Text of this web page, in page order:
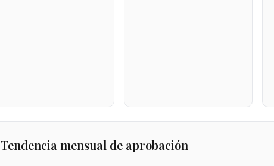
Tendencia mensual de aprobación